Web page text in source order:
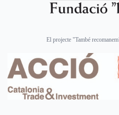
El projecte "També